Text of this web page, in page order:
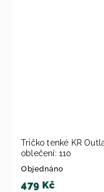
Tričko tenké KR
oblečení: 110
Objednáno
479 Kč